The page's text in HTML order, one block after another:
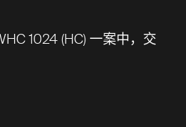
1024 (HC) 一案中，交